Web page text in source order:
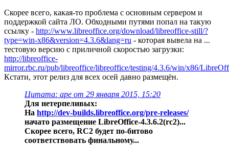
Скорее всего, какая-то проблема с основным сервером и
поддержкой сайта ЛО. Обходными путями попал на такую
ссылку - http://www.libreoffice.org/download/libreoffice-still/?
type=win-x86&version=4.3.6&lang=ru - которая вывела на ...
тестовую версию с приличной скоростью загрузки:
http://libreoffice-
mirror.rbc.ru/pub/libreoffice/libreoffice/testing/4.3.6/win/x86/
Кстати, этот релиз для всех осей давно размещён.
Цитата: ape от 29 января 2015, 15:20
Для нетерпеливых:
На http://dev-builds.libreoffice.org/pre-releases/
начато размещение LibreOffice-4.3.6.2(rc2)...
Скорее всего, RC2 будет по-битово
соответствовать финальному...